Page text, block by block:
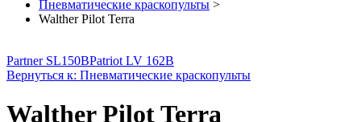
Пневматические краскопульты >
Walther Pilot Terra
Partner SL150BPatriot LV 162B
Вернуться к: Пневматические краскопульты
Walther Pilot Terra